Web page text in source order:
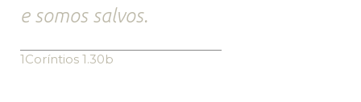
e somos salvos.
1Coríntios 1.30b